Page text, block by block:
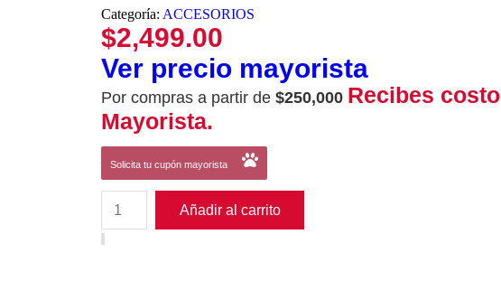
Categoría: ACCESORIOS
$2,499.00
Ver precio mayorista
Por compras a partir de $250,000 Recibes costo
Mayorista.
Solicita tu cupón mayorista
Añadir al carrito